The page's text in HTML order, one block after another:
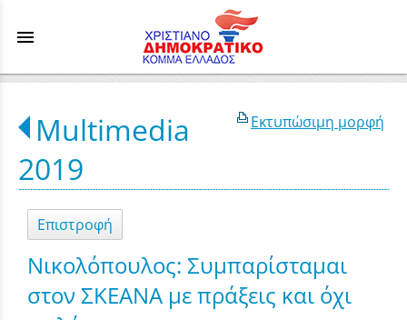
menu
Εκτυπώσιμη μορφή
Multimedia
2019
Επιστροφή
Νικολόπουλος: Συμπαρίσταμαι
στον ΣΚΕΑΝΑ με πράξεις και όχι